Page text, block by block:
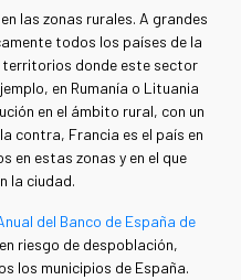
las zonas rurales. A grandes
todos los países de la
territorios donde este sector
en Rumanía o Lituania
en el ámbito rural, con un
contra, Francia es el país en
en estas zonas y en el que
la ciudad.
del Banco de España de
riesgo de despoblación,
los municipios de España.